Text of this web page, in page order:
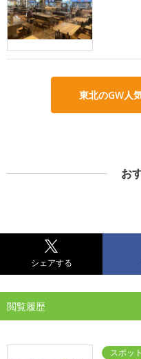
東北のGW人
お
シェアする
閲覧履歴